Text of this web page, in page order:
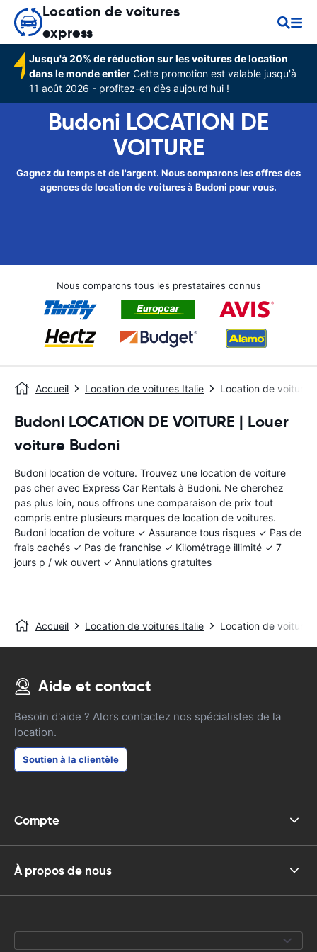
Location de voitures
express
Jusqu'à 20% de réduction sur les voitures de location
dans le monde entier Cette promotion est valable jusqu'à
11 août 2026 - profitez-en dès aujourd'hui !
Budoni LOCATION DE
VOITURE
Gagnez du temps et de l'argent. Nous comparons les offres des
agences de location de voitures à Budoni pour vous.
Nous comparons tous les prestataires connus
Accueil Location de voitures Italie Location de voitures
Budoni LOCATION DE VOITURE | Louer
voiture Budoni
Budoni location de voiture. Trouvez une location de voiture
pas cher avec Express Car Rentals à Budoni. Ne cherchez
pas plus loin, nous offrons une comparaison de prix tout
compris entre plusieurs marques de location de voitures.
Budoni location de voiture ✓ Assurance tous risques ✓ Pas de
frais cachés ✓ Pas de franchise ✓ Kilométrage illimité ✓ 7
jours p / wk ouvert ✓ Annulations gratuites
Accueil Location de voitures Italie Location de voitures
Aide et contact
Besoin d'aide ? Alors contactez nos spécialistes de la
location.
Soutien à la clientèle
Compte
À propos de nous